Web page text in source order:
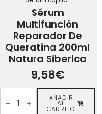
Sérum
Multifunción
Reparador De
Queratina 200ml
Natura Siberica
9,58€
Sérum
Multifunción
Reparador
AÑADIR
AL
CARRITO